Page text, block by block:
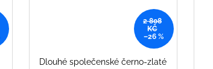
2 808
KČ
–26 %
Dlouhé společenské černo-zlaté